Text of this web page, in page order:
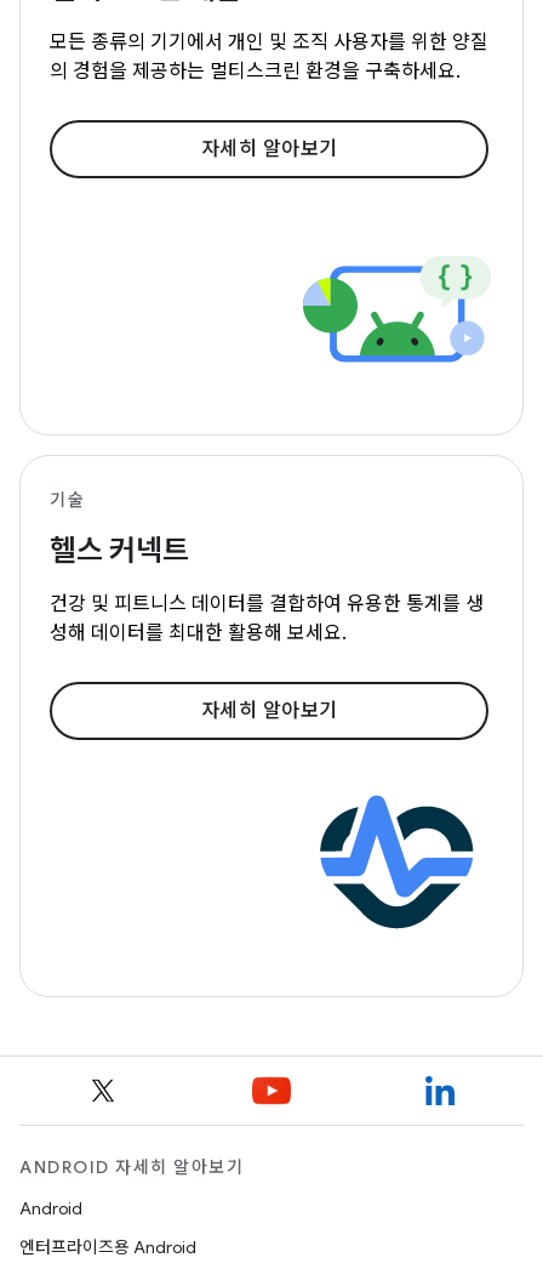
모든 종류의 기기에서 개인 및 조직 사용자를 위한 양질
의 경험을 제공하는 멀티스크린 환경을 구축하세요.
자세히 알아보기
기술
헬스 커넥트
건강 및 피트니스 데이터를 결합하여 유용한 통계를 생
성해 데이터를 최대한 활용해 보세요.
자세히 알아보기
ANDROID 자세히 알아보기
Android
엔터프라이즈용 Android